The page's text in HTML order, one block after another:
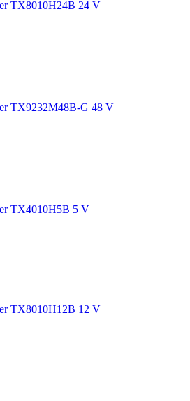
TX8010H24B 24 V
TX9232M48B-G 48 V
TX4010H5B 5 V
TX8010H12B 12 V